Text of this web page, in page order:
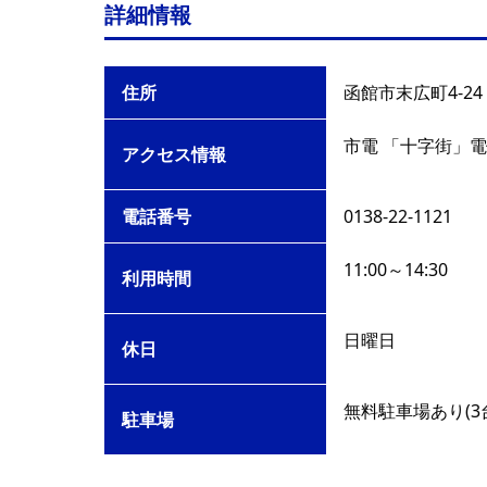
詳細情報
住所 函館市末広町4-24
アクセス情報 市電 「十字街」
電話番号 0138-22-1121
利用時間 11:00～14:30
休日 日曜日
駐車場 無料駐車場あり(3